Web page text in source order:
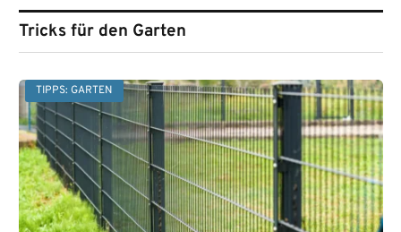
Tricks für den Garten
TIPPS: GARTEN